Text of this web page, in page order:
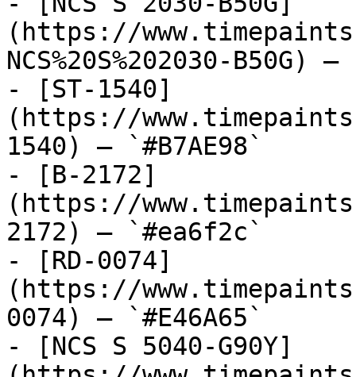
(https://
NCS%20S%202030-B50G)
- [ST-1540]
(https://
1540) — `#B7AE98`
- [B-2172]
(https://
2172) — `#ea6f2c`
- [RD-0074]
(https://
0074) — `#E46A65`
- [NCS S 5040-G90Y]